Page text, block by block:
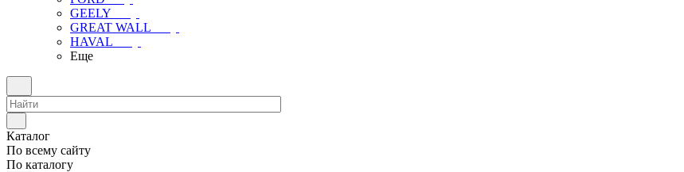
GEELY
GREAT WALL
HAVAL
Еще
Каталог
По всему сайту
По каталогу